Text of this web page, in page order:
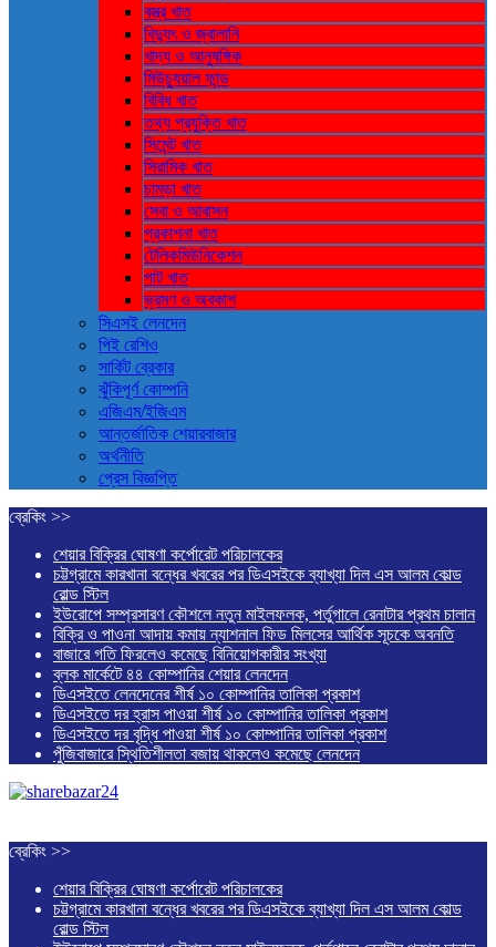
বস্ত্র খাত
বিদ্যুৎ ও জ্বালানি
খাদ্য ও আনুষঙ্গিক
মিউচ্যুয়াল ফান্ড
বিবিধ খাত
তথ্য প্রযুক্তি খাত
সিমেন্ট খাত
সিরামিক খাত
চামড়া খাত
সেবা ও আবাসন
প্রকাশনা খাত
টেলিকমিউনিকেশন
পাট খাত
ভ্রমণ ও ‍অবকাশ
সিএসই লেনদেন
পিই রেশিও
সার্কিট ব্রেকার
ঝুঁকিপূর্ণ কোম্পনি
এজিএম/ইজিএম
আন্তর্জাতিক শেয়ারবাজার
অর্থনীতি
প্রেস বিজ্ঞপ্তি
ব্রেকিং >>
শেয়ার বিক্রির ঘোষণা কর্পোরেট পরিচালকের
চট্টগ্রামে কারখানা বন্ধের খবরের পর ডিএসইকে ব্যাখ্যা দিল এস আলম কোল্ড
রোল্ড স্টিল
ইউরোপে সম্প্রসারণ কৌশলে নতুন মাইলফলক, পর্তুগালে রেনাটার প্রথম চালান
বিক্রি ও পাওনা আদায় কমায় ন্যাশনাল ফিড মিলসের আর্থিক সূচকে অবনতি
বাজারে গতি ফিরলেও কমেছে বিনিয়োগকারীর সংখ্যা
ব্লক মার্কেটে ৪৪ কোম্পানির শেয়ার লেনদেন
ডিএসইতে লেনদেনের শীর্ষ ১০ কোম্পানির তালিকা প্রকাশ
ডিএসইতে দর হ্রাস পাওয়া শীর্ষ ১০ কোম্পানির তালিকা প্রকাশ
ডিএসইতে দর বৃদ্ধি পাওয়া শীর্ষ ১০ কোম্পানির তালিকা প্রকাশ
পুঁজিবাজারে স্থিতিশীলতা বজায় থাকলেও কমেছে লেনদেন
ব্রেকিং >>
শেয়ার বিক্রির ঘোষণা কর্পোরেট পরিচালকের
চট্টগ্রামে কারখানা বন্ধের খবরের পর ডিএসইকে ব্যাখ্যা দিল এস আলম কোল্ড
রোল্ড স্টিল